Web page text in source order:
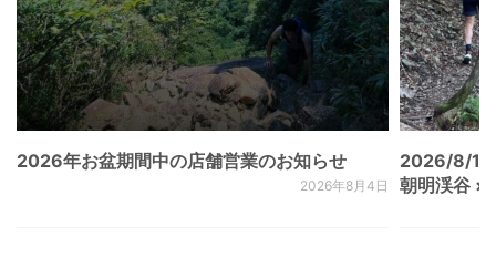
2026年お盆期間中の店舗営業のお知らせ
2026年8月4日
2026/8/
朝明渓谷 ×